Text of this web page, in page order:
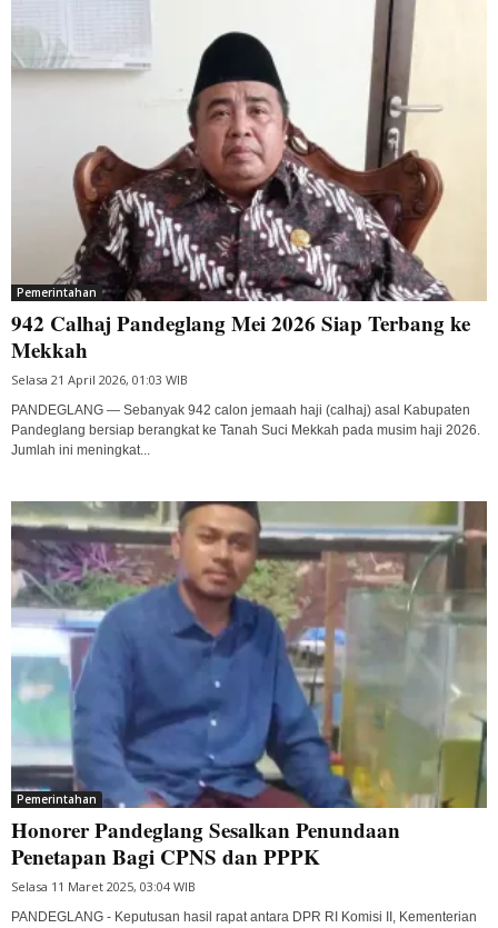
Pemerintahan
942 Calhaj Pandeglang Mei 2026 Siap Terbang ke
Mekkah
Selasa 21 April 2026, 01:03 WIB
PANDEGLANG — Sebanyak 942 calon jemaah haji (calhaj) asal Kabupaten
Pandeglang bersiap berangkat ke Tanah Suci Mekkah pada musim haji 2026.
Jumlah ini meningkat...
Pemerintahan
Honorer Pandeglang Sesalkan Penundaan
Penetapan Bagi CPNS dan PPPK
Selasa 11 Maret 2025, 03:04 WIB
PANDEGLANG - Keputusan hasil rapat antara DPR RI Komisi II, Kementerian